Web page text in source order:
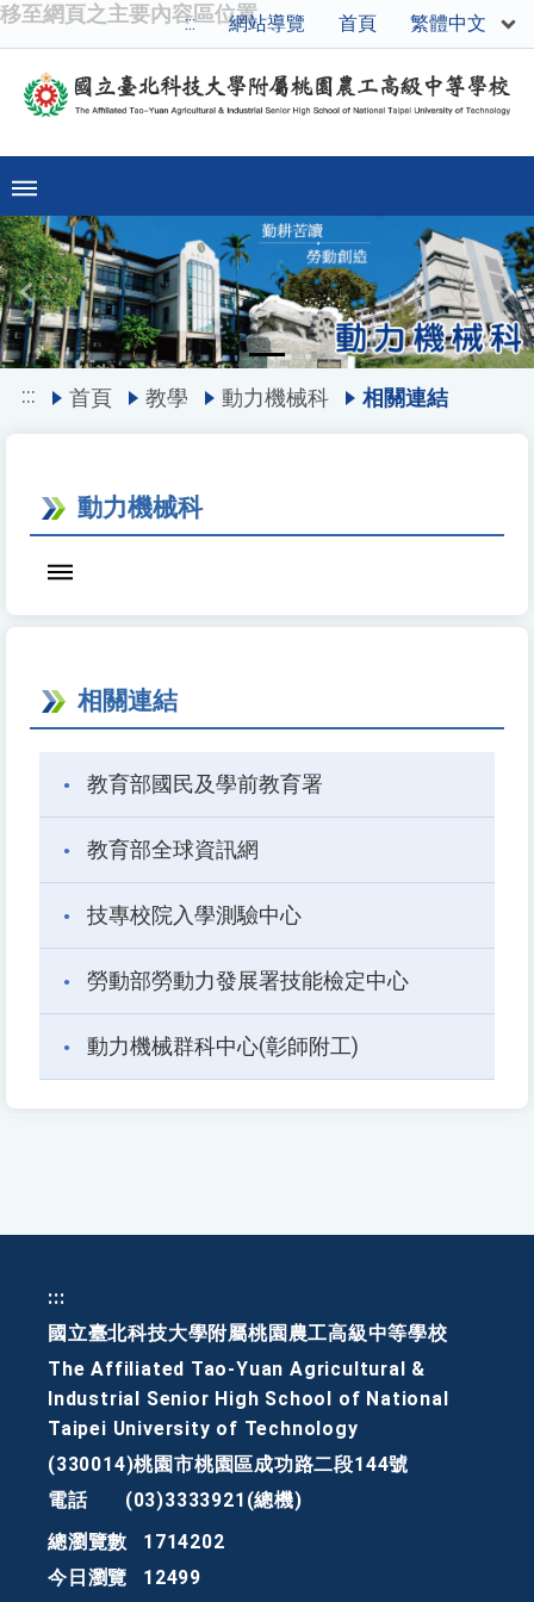
移至網頁之主要內容區位置
::: 網站導覽 首頁 繁體中文
Previous
::: 首頁 教學 動力機械科 相關連結
動力機械科
相關連結
教育部國民及學前教育署
教育部全球資訊網
技專校院入學測驗中心
勞動部勞動力發展署技能檢定中心
動力機械群科中心(彰師附工)
:::
國立臺北科技大學附屬桃園農工高級中等學校
The Affiliated Tao-Yuan Agricultural &
Industrial Senior High School of National
Taipei University of Technology
(330014)桃園市桃園區成功路二段144號
電話
(03)3333921(總機)
總瀏覽數
1714202
今日瀏覽
12499